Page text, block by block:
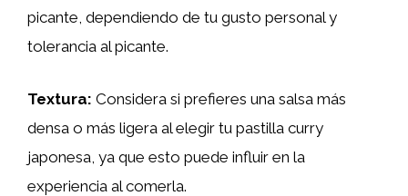
picante, dependiendo de tu gusto personal y
tolerancia al picante.
Textura: Considera si prefieres una salsa más
densa o más ligera al elegir tu pastilla curry
japonesa, ya que esto puede influir en la
experiencia al comerla.